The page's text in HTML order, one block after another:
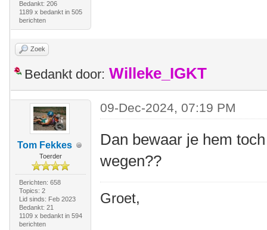
Bedankt: 206
1189 x bedankt in 505
berichten
Zoek
Bedankt door: Willeke_IGKT
Tom Fekkes
Toerder
Berichten: 658
Topics: 2
Lid sinds: Feb 2023
Bedankt: 21
1109 x bedankt in 594
berichten
09-Dec-2024, 07:19 PM
Dan bewaar je hem
wegen??
Groet,